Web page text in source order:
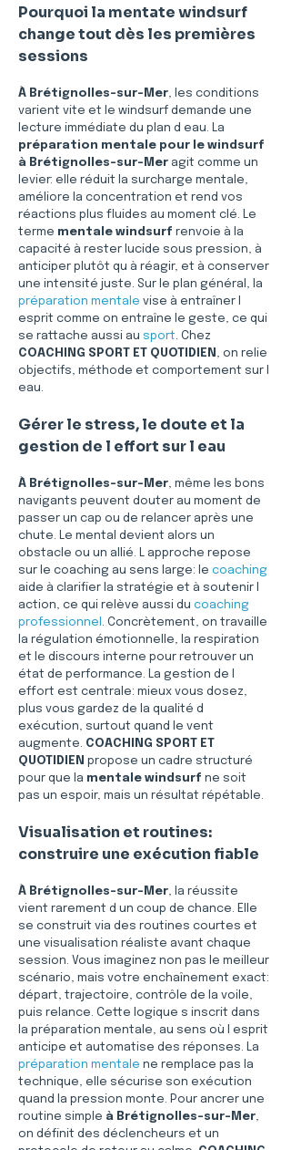
Pourquoi la mentate windsurf
change tout dès les premières
sessions
À Brétignolles-sur-Mer, les conditions
varient vite et le windsurf demande une
lecture immédiate du plan d eau. La
préparation mentale pour le windsurf
à Brétignolles-sur-Mer agit comme un
levier: elle réduit la surcharge mentale,
améliore la concentration et rend vos
réactions plus fluides au moment clé. Le
terme mentale windsurf renvoie à la
capacité à rester lucide sous pression, à
anticiper plutôt qu à réagir, et à conserver
une intensité juste. Sur le plan général, la
préparation mentale vise à entraîner l
esprit comme on entraîne le geste, ce qui
se rattache aussi au sport. Chez
COACHING SPORT ET QUOTIDIEN , on relie
objectifs, méthode et comportement sur l
eau.
Gérer le stress, le doute et la
gestion de l effort sur l eau
À Brétignolles-sur-Mer, même les bons
navigants peuvent douter au moment de
passer un cap ou de relancer après une
chute. Le mental devient alors un
obstacle ou un allié. L approche repose
sur le coaching au sens large: le coaching
aide à clarifier la stratégie et à soutenir l
action, ce qui relève aussi du coaching
professionnel . Concrètement, on travaille
la régulation émotionnelle, la respiration
et le discours interne pour retrouver un
état de performance. La gestion de l
effort est centrale: mieux vous dosez,
plus vous gardez de la qualité d
exécution, surtout quand le vent
augmente. COACHING SPORT ET
QUOTIDIEN propose un cadre structuré
pour que la mentale windsurf ne soit
pas un espoir, mais un résultat répétable.
Visualisation et routines:
construire une exécution fiable
À Brétignolles-sur-Mer, la réussite
vient rarement d un coup de chance. Elle
se construit via des routines courtes et
une visualisation réaliste avant chaque
session. Vous imaginez non pas le meilleur
scénario, mais votre enchaînement exact:
départ, trajectoire, contrôle de la voile,
puis relance. Cette logique s inscrit dans
la préparation mentale, au sens où l esprit
anticipe et automatise des réponses. La
préparation mentale ne remplace pas la
technique, elle sécurise son exécution
quand la pression monte. Pour ancrer une
routine simple à Brétignolles-sur-Mer,
on définit des déclencheurs et un